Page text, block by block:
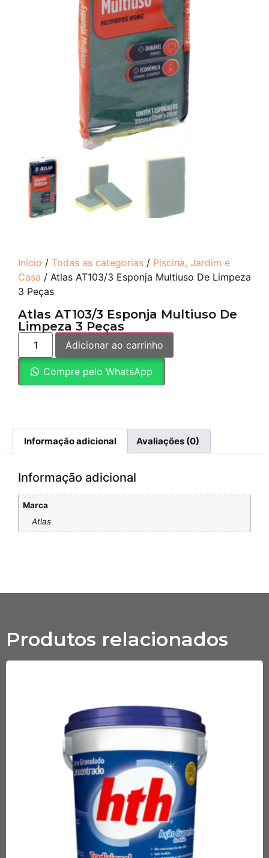
Início / Todas as categorias / Piscina, Jardim e
Casa / Atlas AT103/3 Esponja Multiuso De Limpeza
3 Peças
Atlas AT103/3 Esponja Multiuso De
Limpeza 3 Peças
Adicionar ao carrinho
Compre pelo WhatsApp
Informação adicional Avaliações (0)
Informação adicional
Marca
Atlas
Produtos relacionados